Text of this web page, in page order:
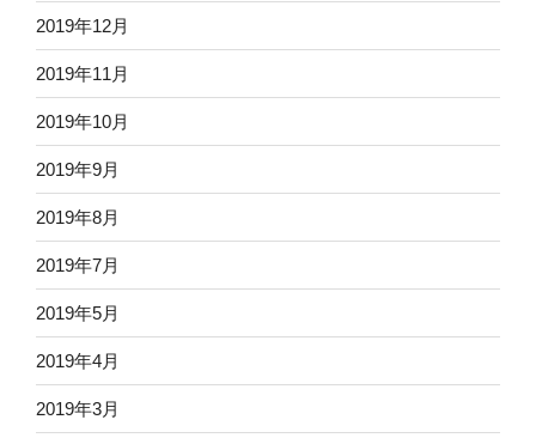
2019年12月
2019年11月
2019年10月
2019年9月
2019年8月
2019年7月
2019年5月
2019年4月
2019年3月